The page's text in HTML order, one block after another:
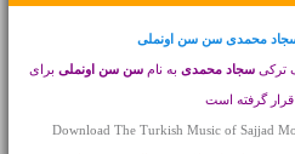
محمدی سن سن اونملی
ترکیسجاد محمدی به نامسن سن اونملی برای
قرار گرفته است
Download The Turkish Music of Sajjad